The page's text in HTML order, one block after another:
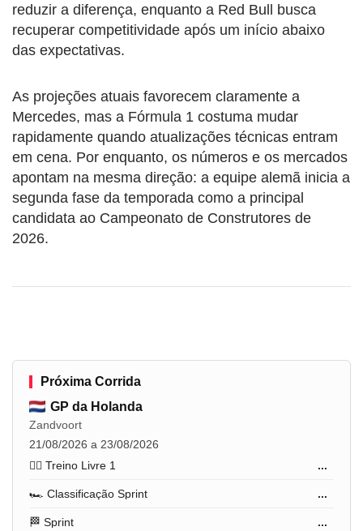
reduzir a diferença, enquanto a Red Bull busca
recuperar competitividade após um início abaixo
das expectativas.
As projeções atuais favorecem claramente a
Mercedes, mas a Fórmula 1 costuma mudar
rapidamente quando atualizações técnicas entram
em cena. Por enquanto, os números e os mercados
apontam na mesma direção: a equipe alemã inicia a
segunda fase da temporada como a principal
candidata ao Campeonato de Construtores de
2026.
Próxima Corrida
GP da Holanda
Zandvoort
21/08/2026 a 23/08/2026
🏋️‍♂️ Treino Livre 1
...
🏎️ Classificação Sprint ...
🏁 Sprint ...